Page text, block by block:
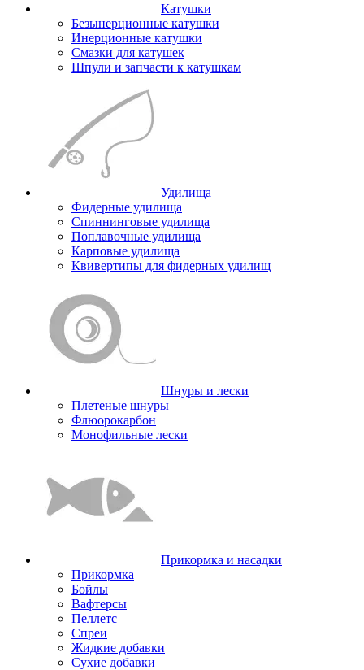
Катушки
Безынерционные катушки
Инерционные катушки
Смазки для катушек
Шпули и запчасти к катушкам
Удилища
Фидерные удилища
Спиннинговые удилища
Поплавочные удилища
Карповые удилища
Квивертипы для фидерных удилищ
Шнуры и лески
Плетеные шнуры
Флюорокарбон
Монофильные лески
Прикормка и насадки
Прикормка
Бойлы
Вафтерсы
Пеллетс
Спреи
Жидкие добавки
Сухие добавки